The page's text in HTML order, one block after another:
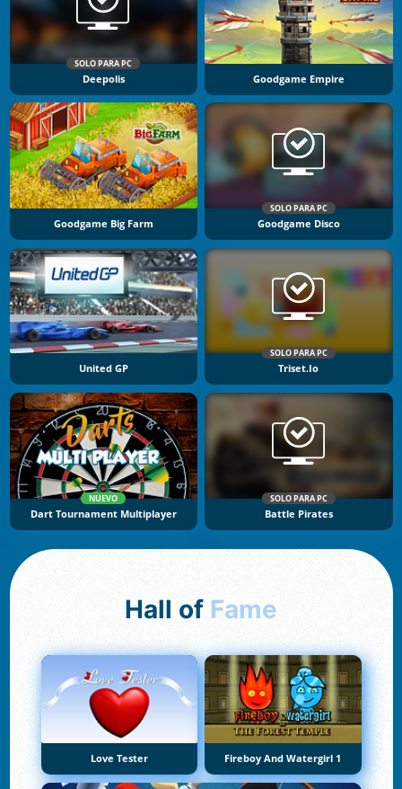
SOLO PARA PC
Deepolis Goodgame Empire
Goodgame Big Farm
SOLO PARA PC
Goodgame Disco
United GP
SOLO PARA PC
Triset.io
NUEVO
Dart Tournament Multiplayer
SOLO PARA PC
Battle Pirates
Hall of Fame
Love Tester Fireboy And Watergirl 1